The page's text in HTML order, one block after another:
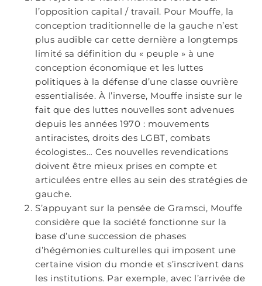
l’opposition capital / travail. Pour Mouffe, la
conception traditionnelle de la gauche n’est
plus audible car cette dernière a longtemps
limité sa définition du « peuple » à une
conception économique et les luttes
politiques à la défense d’une classe ouvrière
essentialisée. À l’inverse, Mouffe insiste sur le
fait que des luttes nouvelles sont advenues
depuis les années 1970 : mouvements
antiracistes, droits des LGBT, combats
écologistes… Ces nouvelles revendications
doivent être mieux prises en compte et
articulées entre elles au sein des stratégies de
gauche.
S’appuyant sur la pensée de Gramsci, Mouffe
considère que la société fonctionne sur la
base d’une succession de phases
d’hégémonies culturelles qui imposent une
certaine vision du monde et s’inscrivent dans
les institutions. Par exemple, avec l’arrivée de